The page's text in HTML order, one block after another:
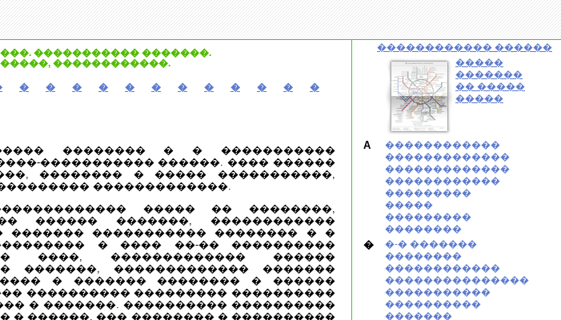
����������� �������.
������������.
� � � � � � � � � � � �
�������� � � �����������
����������� ������. ���� ������
�������� � ����� �����������,
�������������.
����� �� ��������,
������ �������, ������������
������� ����������� �������� � �
� ���� ��-�� ����������
����, ������������� ������
�������, ������������� �������
� ������� �������� � ������
���������� ��������� ����������
� �������. ���������� ����������
� ������, ��� �������� � ����������
������������ ������
�����
�������
�� �����
�����
A
������������
�������������
�������������
������������
���������
�����
���������
��������
�
�-� �������
��������
������������
���������������
�����������
����������
�������